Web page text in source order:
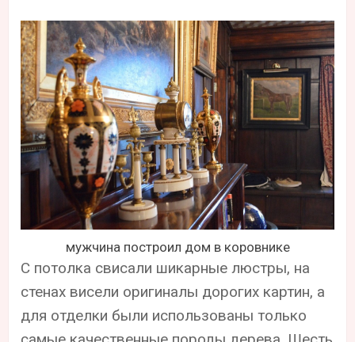
мужчина построил дом в коровнике
С потолка свисали шикарные люстры, на
стенах висели оригиналы дорогих картин, а
для отделки были использованы только